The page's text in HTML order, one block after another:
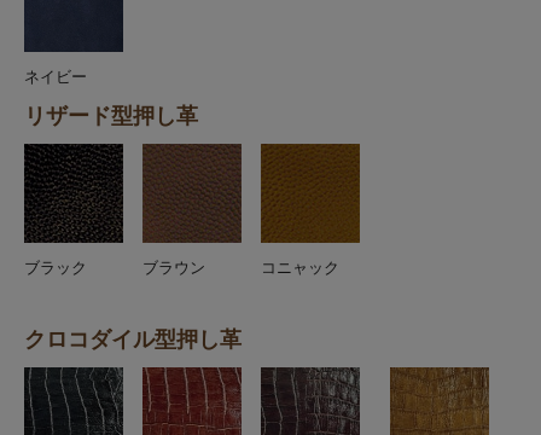
ネイビー
リザード型押し革
ブラック ブラウン コニャック
クロコダイル型押し革